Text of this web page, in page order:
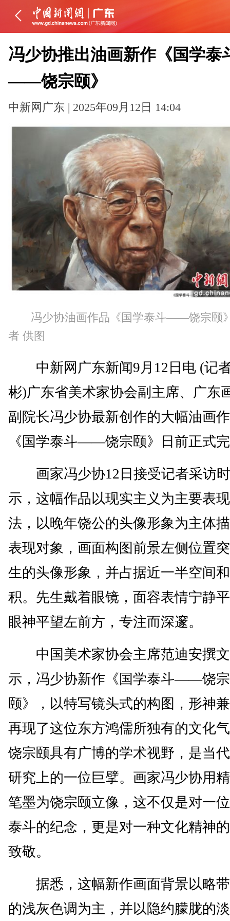
冯少协推出油画新作《国学泰
——饶宗颐》
中新网广东 | 2025年09月12日 14:04
冯少协油画作品《国学泰斗——饶宗颐
者 供图
中新网广东新闻9月12日电 (记
彬)广东省美术家协会副主席、广东
副院长冯少协最新创作的大幅油画
《国学泰斗——饶宗颐》日前正式
画家冯少协12日接受记者采访
示，这幅作品以现实主义为主要表
法，以晚年饶公的头像形象为主体
表现对象，画面构图前景左侧位置
生的头像形象，并占据近一半空间
积。先生戴着眼镜，面容表情宁静
眼神平望左前方，专注而深邃。
中国美术家协会主席范迪安撰
示，冯少协新作《国学泰斗——饶宗
颐》，以特写镜头式的构图，形神
再现了这位东方鸿儒所独有的文化
饶宗颐具有广博的学术视野，是当
研究上的一位巨擘。画家冯少协用
笔墨为饶宗颐立像，这不仅是对一
泰斗的纪念，更是对一种文化精神
致敬。
据悉，这幅新作画面背景以略
的浅灰色调为主，并以隐约朦胧的